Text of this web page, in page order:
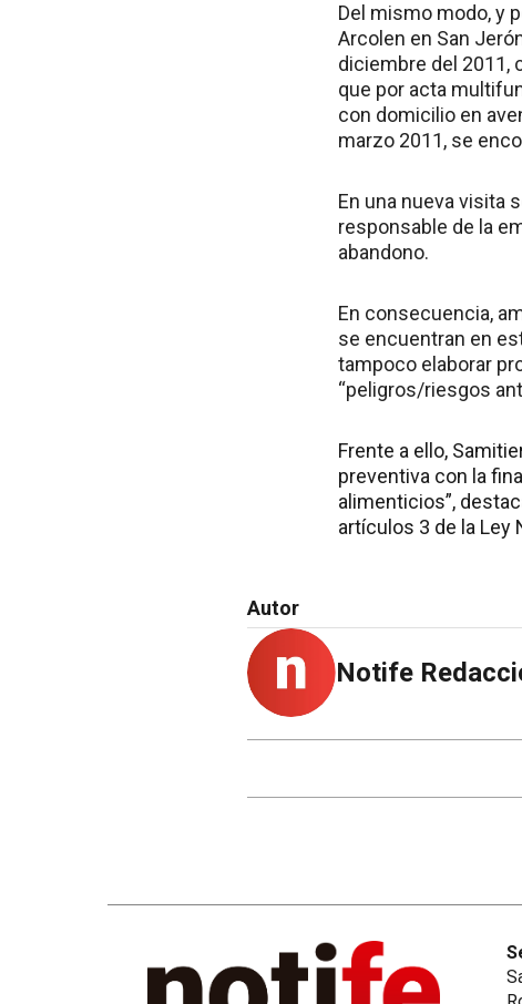
Del mismo modo, y
Arcolen en San
diciembre del 2011,
que por acta
con domicilio en
marzo 2011, se
En una nueva visita
responsable de la
abandono.
En consecuencia,
se encuentran en
tampoco elaborar
“peligros/riesgos
Frente a ello,
preventiva con la
alimenticios”,
artículos 3 de la Ley
Autor
Notife